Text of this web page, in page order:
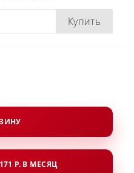
Купить
Р. В МЕСЯЦ